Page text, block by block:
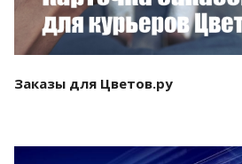
Заказы для Цветов.ру